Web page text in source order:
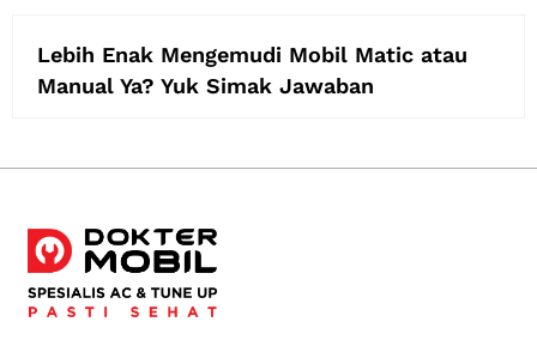
Lebih Enak Mengemudi Mobil Matic atau
Manual Ya? Yuk Simak Jawaban